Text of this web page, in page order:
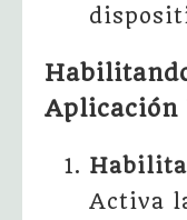
Aplicación
Activa